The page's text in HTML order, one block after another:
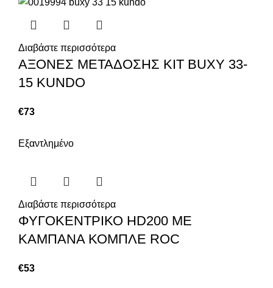
Διαβάστε περισσότερα
ΑΞΟΝΕΣ ΜΕΤΑΔΟΣΗΣ ΚΙΤ BUXY 33-
15 KUNDO
€73
Εξαντλημένο
Διαβάστε περισσότερα
ΦΥΓΟΚΕΝΤΡΙΚΟ HD200 ΜΕ
ΚΑΜΠΑΝΑ ΚΟΜΠΛΕ ROC
€53